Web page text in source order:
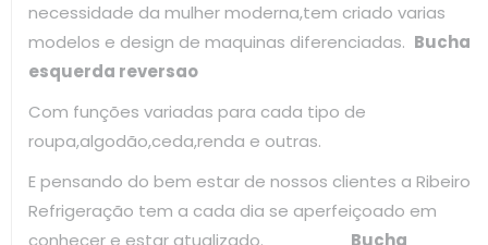
necessidade da mulher moderna,tem criado varias
modelos e design de maquinas diferenciadas. Bucha
esquerda reversao
Com funções variadas para cada tipo de
roupa,algodão,ceda,renda e outras.
E pensando do bem estar de nossos clientes a Ribeiro
Refrigeração tem a cada dia se aperfeiçoado em
conhecer e estar atualizado. Bucha